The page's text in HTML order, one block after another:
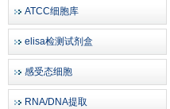
ATCC细胞库
elisa检测试剂盒
感受态细胞
RNA/DNA提取